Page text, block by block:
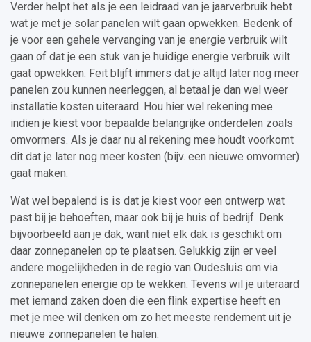
Verder helpt het als je een leidraad van je jaarverbruik hebt
wat je met je solar panelen wilt gaan opwekken. Bedenk of
je voor een gehele vervanging van je energie verbruik wilt
gaan of dat je een stuk van je huidige energie verbruik wilt
gaat opwekken. Feit blijft immers dat je altijd later nog meer
panelen zou kunnen neerleggen, al betaal je dan wel weer
installatie kosten uiteraard. Hou hier wel rekening mee
indien je kiest voor bepaalde belangrijke onderdelen zoals
omvormers. Als je daar nu al rekening mee houdt voorkomt
dit dat je later nog meer kosten (bijv. een nieuwe omvormer)
gaat maken.
Wat wel bepalend is is dat je kiest voor een ontwerp wat
past bij je behoeften, maar ook bij je huis of bedrijf. Denk
bijvoorbeeld aan je dak, want niet elk dak is geschikt om
daar zonnepanelen op te plaatsen. Gelukkig zijn er veel
andere mogelijkheden in de regio van Oudesluis om via
zonnepanelen energie op te wekken. Tevens wil je uiteraard
met iemand zaken doen die een flink expertise heeft en
met je mee wil denken om zo het meeste rendement uit je
nieuwe zonnepanelen te halen.